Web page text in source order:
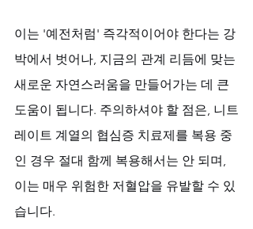
이는 '예전처럼' 즉각적이어야 한다는 강
박에서 벗어나, 지금의 관계 리듬에 맞는
새로운 자연스러움을 만들어가는 데 큰
도움이 됩니다. 주의하셔야 할 점은, 니트
레이트 계열의 협심증 치료제를 복용 중
인 경우 절대 함께 복용해서는 안 되며,
이는 매우 위험한 저혈압을 유발할 수 있
습니다.